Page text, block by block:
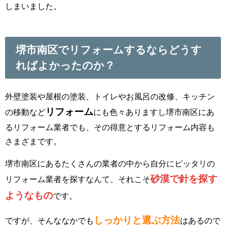
しまいました。
堺市南区でリフォームするならどうす
ればよかったのか？
外壁塗装や屋根の塗装、トイレやお風呂の改修、キッチン
の移動など リフォームにも色々ありますし堺市南区にあ
るリフォーム業者でも、その得意とするリフォーム内容も
さまざまです。
堺市南区にあるたくさんの業者の中から自分にピッタリの
リフォーム業者を探すなんて、それこそ砂漠で針を探す
ようなものです。
ですが、そんななかでも しっかりと選ぶ方法はあるので